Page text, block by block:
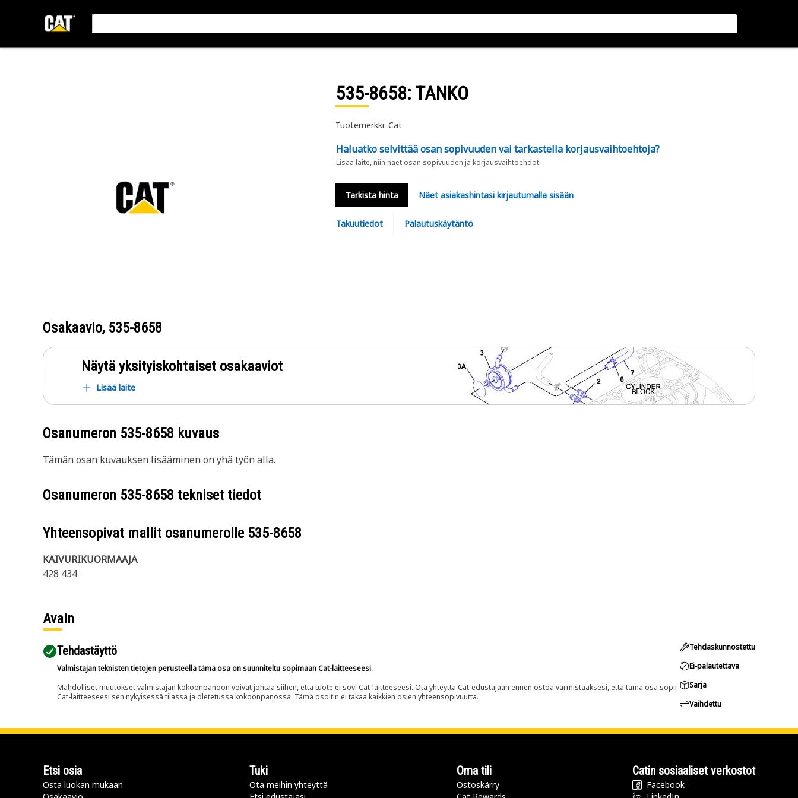
535-8658: TANKO
Tuotemerkki: Cat
Haluatko selvittää osan sopivuuden vai tarkastella korjausvaihtoehtoja?
Lisää laite, niin näet osan sopivuuden ja korjausvaihtoehdot.
Tarkista hinta Näet asiakashintasi kirjautumalla sisään
Takuutiedot Palautuskäytäntö
Osakaavio, 535-8658
Näytä yksityiskohtaiset osakaaviot
Lisää laite
Osanumeron 535-8658 kuvaus
Tämän osan kuvauksen lisääminen on yhä työn alla.
Osanumeron 535-8658 tekniset tiedot
Yhteensopivat mallit osanumerolle 535-8658
KAIVURIKUORMAAJA
428 434
Avain
Tehdastäyttö
Valmistajan teknisten tietojen perusteella tämä osa on suunniteltu sopimaan Cat-laitteeseesi.
Mahdolliset muutokset valmistajan kokoonpanoon voivat johtaa siihen, että tuote ei sovi Cat-laitteeseesi. Ota yhteyttä Cat-edustajaan ennen ostoa varmistaaksesi, että tämä osa sopii
Cat-laitteeseesi sen nykyisessä tilassa ja oletetussa kokoonpanossa. Tämä osoitin ei takaa kaikkien osien yhteensopivuutta.
Tehdaskunnostettu
Ei-palautettava
Sarja
Vaihdettu
Etsi osia
Osta luokan mukaan
Tuki
Ota meihin yhteyttä
Oma tili
Ostoskärry
Catin sosiaaliset verkostot
Facebook